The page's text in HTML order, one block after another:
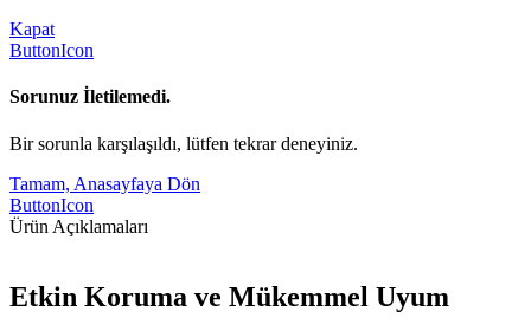
Kapat
ButtonIcon
Sorunuz İletilemedi.
Bir sorunla karşılaşıldı, lütfen tekrar deneyiniz.
Tamam, Anasayfaya Dön
ButtonIcon
Ürün Açıklamaları
Etkin Koruma ve Mükemmel Uyum